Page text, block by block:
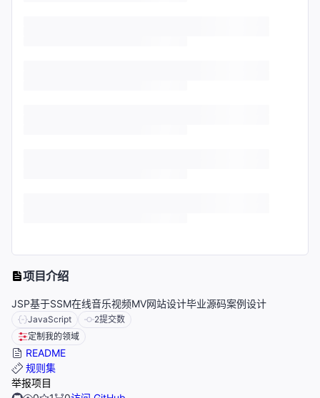
项目介绍
JSP基于SSM在线音乐视频MV网站设计毕业源码案例设计
JavaScript 2提交数
定制我的领域
README
规则集
举报项目